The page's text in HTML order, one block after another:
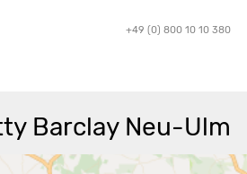
+49 (0) 800 10 10 380
Barclay Neu-Ulm